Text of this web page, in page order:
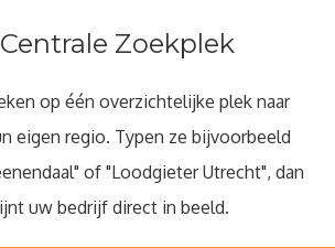
Zoekplek
op één overzichtelijke plek naar
eigen regio. Typen ze bijvoorbeeld
of "Loodgieter Utrecht", dan
uw bedrijf direct in beeld.